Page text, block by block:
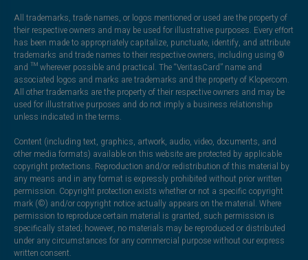
All trademarks, trade names, or logos mentioned or used are the property of
their respective owners and may be used for illustrative purposes. Every effort
has been made to appropriately capitalize, punctuate, identify, and attribute
trademarks and trade names to their respective owners, including using ®
and ™ wherever possible and practical. The “VeritasCard” name and
associated logos and marks are trademarks and the property of Klopercom.
All other trademarks are the property of their respective owners and may be
used for illustrative purposes and do not imply a business relationship
unless indicated in the terms.
Content (including text, graphics, artwork, audio, video, documents, and
other media formats) available on this website are protected by applicable
copyright protections. Reproduction and/or redistribution of this material by
any means and in any format is expressly prohibited without prior written
permission. Copyright protection exists whether or not a specific copyright
mark (©) and/or copyright notice actually appears on the material. Where
permission to reproduce certain material is granted, such permission is
specifically stated; however, no materials may be reproduced or distributed
under any circumstances for any commercial purpose without our express
written consent.